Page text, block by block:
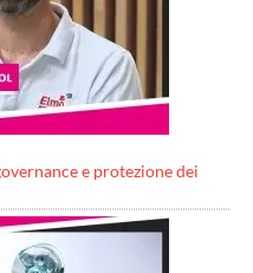
e protezione dei